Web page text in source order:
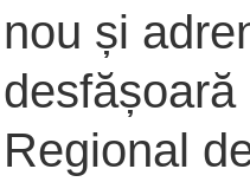
nou și
Regional